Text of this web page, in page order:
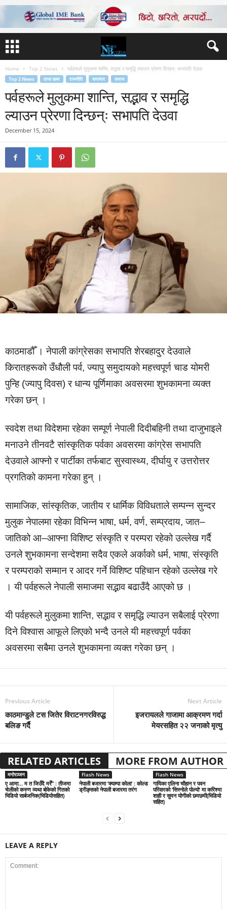
Home Top 2 News पर्वहरूले मुलुकमा शान्ति, सद्भाव र समृद्धि ल्याउन प्रेरणा दिन्छन्ः सभापति देउवा
Top 2 News ताजा खबर राजनीति समाचार समाज
पर्वहरूले मुलुकमा शान्ति, सद्भाव र समृद्धि
ल्याउन प्रेरणा दिन्छन्ः सभापति देउवा
December 15, 2024
काठमाडौँ । नेपाली कांग्रेसका सभापति शेरबहादुर देउवाले
किरातहरूको उँधौली पर्व, ज्यापु समुदायको महत्त्वपूर्ण चाड योमरी
पुन्हि (ज्यापु दिवस) र धान्य पूर्णिमाका अवसरमा शुभकामना व्यक्त
गरेका छन् ।
स्वदेश तथा विदेशमा रहेका सम्पूर्ण नेपाली दिदीबहिनी तथा दाजुभाइले
मनाउने तीनवटै सांस्कृतिक पर्वका अवसरमा कांग्रेस सभापति
देउवाले आफ्नो र पार्टीका तर्फबाट सुस्वास्थ्य, दीर्घायु र उत्तरोत्तर
प्रगतिको कामना गरेका हुन् ।
सामाजिक, सांस्कृतिक, जातीय र धार्मिक विविधताले सम्पन्न सुन्दर
मुलुक नेपालमा रहेका विभिन्न भाषा, धर्म, वर्ण, सम्प्रदाय, जात–
जातिको आ–आफ्ना विशिष्ट संस्कृति र परम्परा रहेको उल्लेख गर्दै
उनले शुभकामना सन्देशमा सदैव एकले अर्काको धर्म, भाषा, संस्कृति
र परम्पराको सम्मान र आदर गर्ने विशिष्ट पहिचान रहेको उल्लेख गरे
। यी पर्वहरूले नेपाली समाजमा सद्भाव बढाउँदै आएको छ ।
यी पर्वहरूले मुलुकमा शान्ति, सद्भाव र समृद्धि ल्याउन सबैलाई प्रेरणा
दिने विश्वास आफूले लिएको भन्दै उनले यी महत्त्वपूर्ण पर्वका
अवसरमा सबैमा उनले शुभकामना व्यक्त गरेका छन् ।
Previous Article
काठमान्डुले टस जितेर विराटनगरविरुद्ध
बलिङ गर्दै
Next Article
इजरायलले गाजामा आक्रमण गर्दा
मेयरसहित २२ जनाको मृत्यु
RELATED ARTICLES MORE FROM AUTHOR
मनोरञ्जन
ए आमा… म त जिउँदै मरेँ” : तीजमा
चेलीको करुण व्यथा बोकेको गितको
भिडियो सार्बजनिक(भिडियोसहित)
Flash News
नेपाली बजारमा ‘क्याम्पा कोला’ : कोल्ड
ड्रीङ्सको नेपाली बजारमा तरंग
Flash News
गायिका एलिना चौहान र पवन
परिवारको ‘सिस्नोले पोल्यो’ मा करिश्मा
शाही र सुमन योगीको छमछमी(भिडियो
सहित)
LEAVE A REPLY